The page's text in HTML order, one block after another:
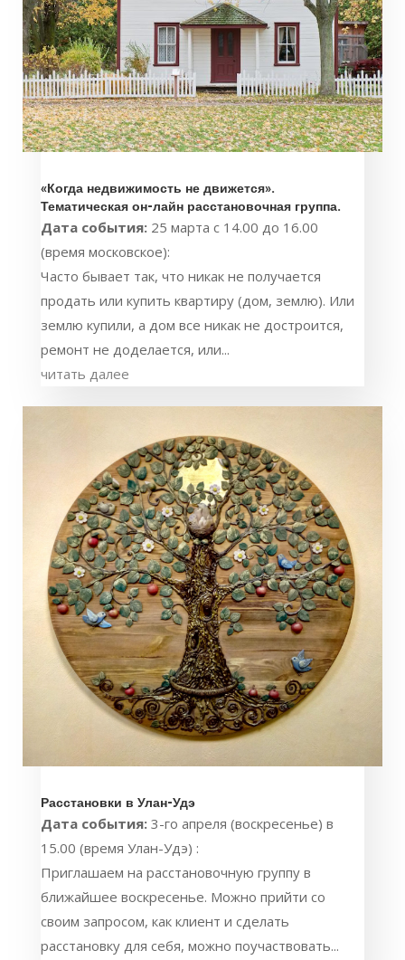
«Когда недвижимость не движется».
Тематическая он-лайн расстановочная группа.
Дата события: 25 марта с 14.00 до 16.00
(время московское):
Часто бывает так, что никак не получается
продать или купить квартиру (дом, землю). Или
землю купили, а дом все никак не достроится,
ремонт не доделается, или...
читать далее
Расстановки в Улан-Удэ
Дата события: 3-го апреля (воскресенье) в
15.00 (время Улан-Удэ) :
Приглашаем на расстановочную группу в
ближайшее воскресенье. Можно прийти со
своим запросом, как клиент и сделать
расстановку для себя, можно поучаствовать...